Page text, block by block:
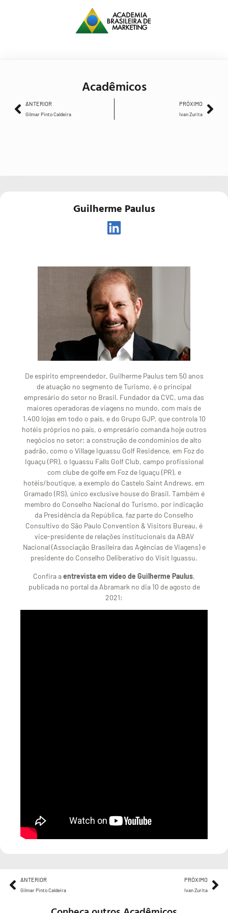
Acadêmicos
ANTERIOR
Gilmar Pinto Caldeira
PRÓXIMO
Ivan Zurita
Guilherme Paulus
De espírito empreendedor, Guilherme Paulus tem 50 anos
de atuação no segmento de Turismo, é o principal
empresário do setor no Brasil. Fundador da CVC, uma das
maiores operadoras de viagens no mundo, com mais de
1.400 lojas em todo o país, e do Grupo GJP, que controla 10
hotéis próprios no país, o empresário comanda hoje outros
negócios no setor: a construção de condomínios de alto
padrão, como o Village Iguassu Golf Residence, em Foz do
Iguaçu (PR), o Iguassu Falls Golf Club, campo profissional
com clube de golfe em Foz de Iguaçu (PR), e
hotéis/boutique, a exemplo do Castelo Saint Andrews, em
Gramado (RS), único exclusive house do Brasil. Também é
membro do Conselho Nacional do Turismo, por indicação
da Presidência da República, faz parte do Conselho
Consultivo do São Paulo Convention & Visitors Bureau, é
vice-presidente de relações institucionais da ABAV
Nacional (Associação Brasileira das Agências de Viagens) e
presidente do Conselho Deliberativo do Visit Iguassu.
Confira aentrevista em vídeo de Guilherme Paulus,
publicada no portal da Abramark no dia 10 de agosto de
2021:
ANTERIOR
Gilmar Pinto Caldeira
PRÓXIMO
Ivan Zurita